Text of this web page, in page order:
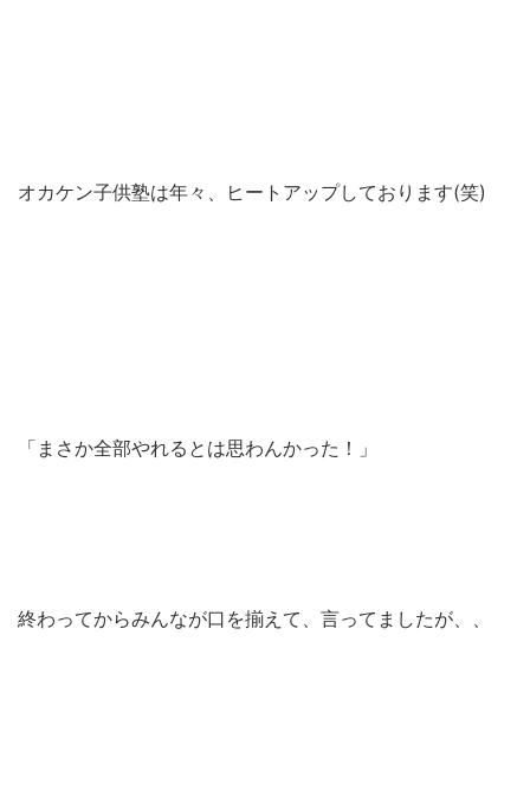
オカケン子供塾は年々、ヒートアップしております(笑)
「まさか全部やれるとは思わんかった！」
終わってからみんなが口を揃えて、言ってましたが、、